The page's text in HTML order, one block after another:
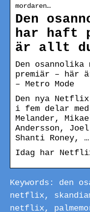
mordaren…
Den
har haft
är allt
Den
premiär – här
– Metro Mode
Den nya
i fem delar med
Melander,
Andersson,
Shanti Roney, …
Idag har
Keywords: den
netflix,
netflix,